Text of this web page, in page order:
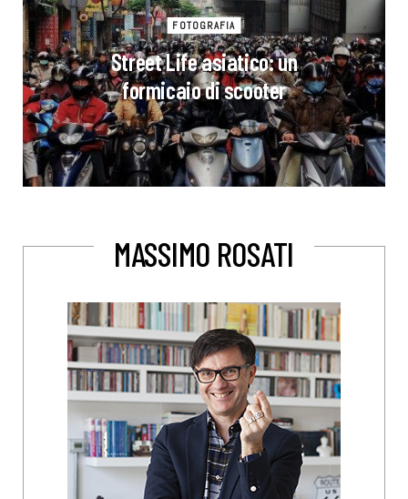
FOTOGRAFIA
Street Life asiatico: un
formicaio di scooter
MASSIMO ROSATI